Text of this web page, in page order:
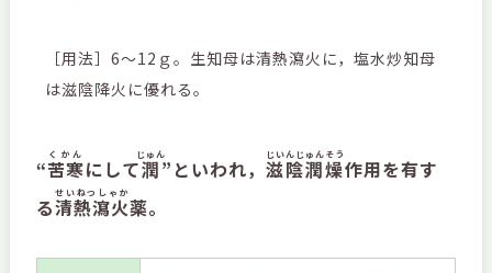
［用法］6～12ｇ。生知母は清熱瀉火に，塩水炒知母
は滋陰降火に優れる。
“苦寒
くかん
にして潤
じゅん
”といわれ， 滋陰潤燥
じいんじゅんそう
作用を有す
る清熱瀉火
せいねつしゃか
薬。